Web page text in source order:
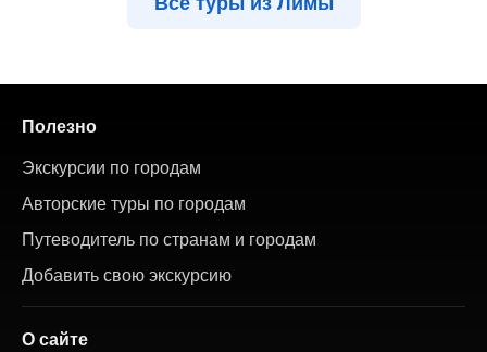
Полезно
Экскурсии по городам
Авторские туры по городам
Путеводитель по странам и городам
Добавить свою экскурсию
О сайте